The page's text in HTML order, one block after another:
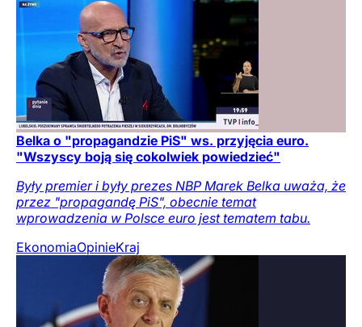
Belka o "propagandzie PiS" ws. przyjęcia euro.
"Wszyscy boją się cokolwiek powiedzieć"
Były premier i były prezes NBP Marek Belka uważa, że
przez "propagandę PiS", obecnie temat
wprowadzenia w Polsce euro jest tematem tabu.
EkonomiaOpinieKraj